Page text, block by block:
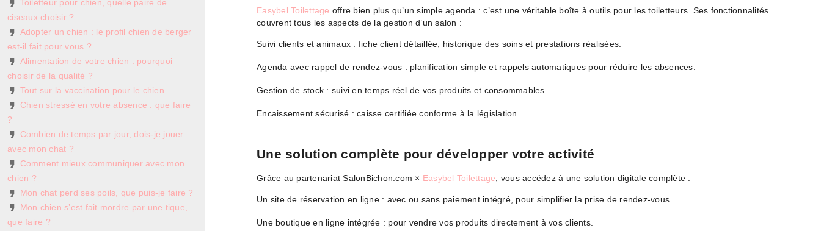
Toiletteur pour chien, quelle paire de
ciseaux choisir ?
Adopter un chien : le profil chien de berger
est-il fait pour vous ?
Alimentation de votre chien : pourquoi
choisir de la qualité ?
Tout sur la vaccination pour le chien
Chien stressé en votre absence : que faire
?
Combien de temps par jour, dois-je jouer
avec mon chat ?
Comment mieux communiquer avec mon
chien ?
Mon chat perd ses poils, que puis-je faire ?
Mon chien s’est fait mordre par une tique,
que faire ?
Easybel Toilettage offre bien plus qu’un simple agenda : c’est une véritable boîte à outils pour les toiletteurs. Ses fonctionnalités
couvrent tous les aspects de la gestion d’un salon :
Suivi clients et animaux : fiche client détaillée, historique des soins et prestations réalisées.
Agenda avec rappel de rendez-vous : planification simple et rappels automatiques pour réduire les absences.
Gestion de stock : suivi en temps réel de vos produits et consommables.
Encaissement sécurisé : caisse certifiée conforme à la législation.
Une solution complète pour développer votre activité
Grâce au partenariat SalonBichon.com × Easybel Toilettage, vous accédez à une solution digitale complète :
Un site de réservation en ligne : avec ou sans paiement intégré, pour simplifier la prise de rendez-vous.
Une boutique en ligne intégrée : pour vendre vos produits directement à vos clients.